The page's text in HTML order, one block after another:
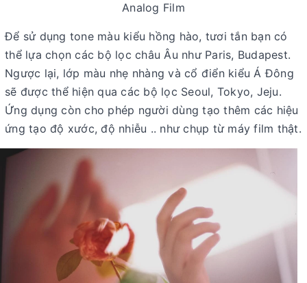
Analog Film
Để sử dụng tone màu kiểu hồng hào, tươi tắn bạn có
thể lựa chọn các bộ lọc châu Âu như Paris, Budapest.
Ngược lại, lớp màu nhẹ nhàng và cổ điển kiểu Á Đông
sẽ được thể hiện qua các bộ lọc Seoul, Tokyo, Jeju.
Ứng dụng còn cho phép người dùng tạo thêm các hiệu
ứng tạo độ xước, độ nhiễu .. như chụp từ máy film thật.